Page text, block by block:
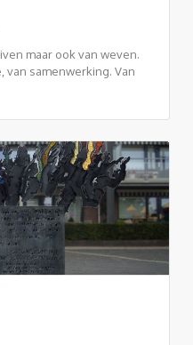
maar ook van weven.
van samenwerking. Van